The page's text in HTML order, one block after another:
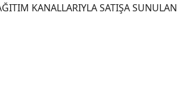
KANALLARIYLA SATIŞA SUNULAN